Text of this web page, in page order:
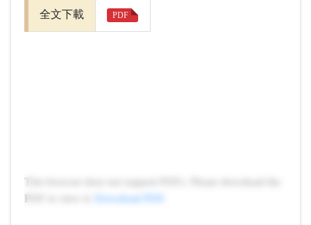
全文下載 PDF
This browser does not support PDFs. Please download the
PDF to view it:
Download PDF